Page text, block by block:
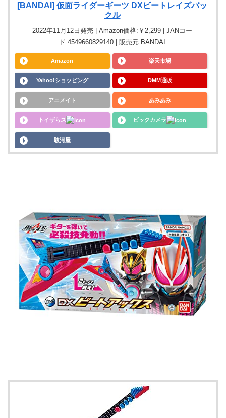
[BANDAI] 仮面ライダーギーツ DXビートレイズバッ
クル
2022年11月12日発売 | Amazon価格:￥2,299 | JANコー
ド:4549660829140 | 販売元:BANDAI
Amazon 楽天市場
Yahoo!ショッピング DMM通販
アニメイト あみあみ
トイザらス ビックカメラ
駿河屋